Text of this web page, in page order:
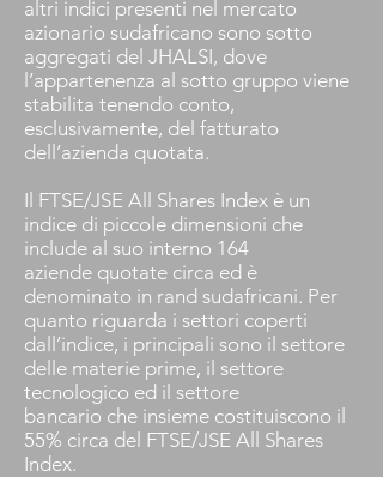
altri indici presenti nel mercato
azionario sudafricano sono sotto
aggregati del JHALSI, dove
l’appartenenza al sotto gruppo viene
stabilita tenendo conto,
esclusivamente, del fatturato
dell’azienda quotata.
Il FTSE/JSE All Shares Index è un
indice di piccole dimensioni che
include al suo interno 164
aziende quotate circa ed è
denominato in rand sudafricani. Per
quanto riguarda i settori coperti
dall’indice, i principali sono il settore
delle materie prime, il settore
tecnologico ed il settore
bancario che insieme costituiscono il
55% circa del FTSE/JSE All Shares
Index.